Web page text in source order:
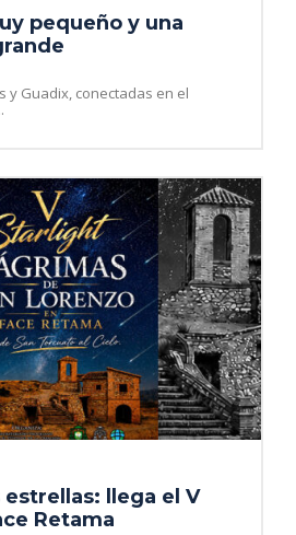
pequeño y una
y Guadix, conectadas en el
estrellas: llega el V
Retama